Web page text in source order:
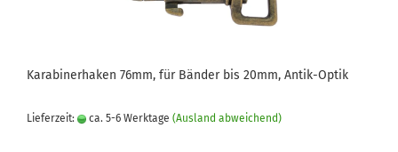
Karabinerhaken 76mm, für Bänder bis 20mm, Antik-Optik
Lieferzeit: ca. 5-6 Werktage (Ausland abweichend)